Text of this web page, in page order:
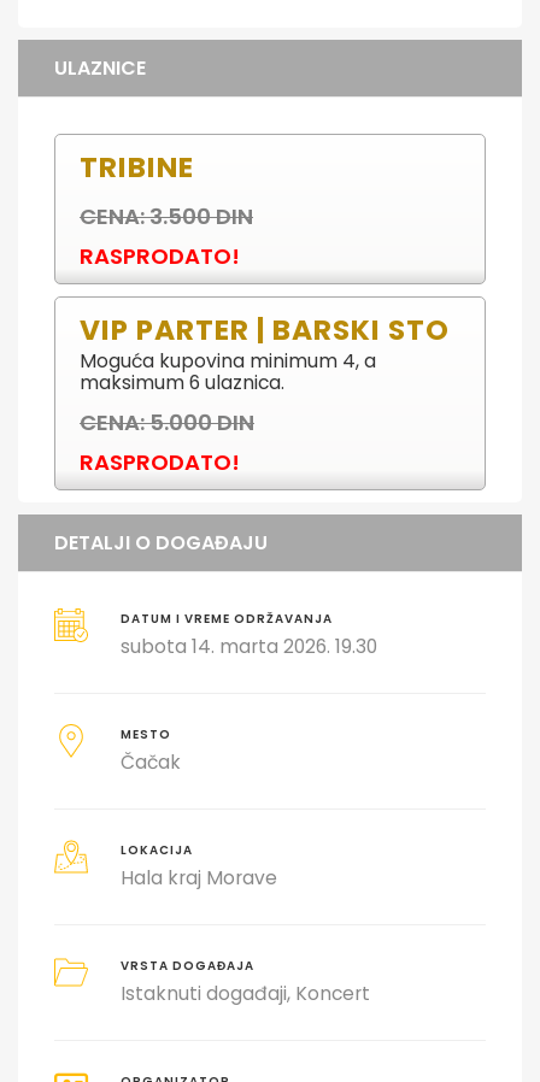
ULAZNICE
TRIBINE
CENA: 3.500 DIN
RASPRODATO!
VIP PARTER | BARSKI STO
Moguća kupovina minimum 4, a
maksimum 6 ulaznica.
CENA: 5.000 DIN
RASPRODATO!
DETALJI O DOGAĐAJU
DATUM I VREME ODRŽAVANJA
subota 14. marta 2026. 19.30
MESTO
Čačak
LOKACIJA
Hala kraj Morave
VRSTA DOGAĐAJA
Istaknuti događaji Koncert